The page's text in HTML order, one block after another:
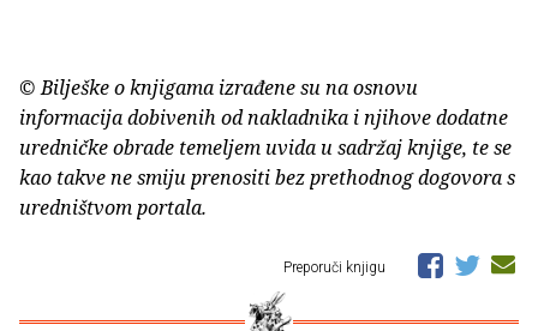
© Bilješke o knjigama izrađene su na osnovu
informacija dobivenih od nakladnika i njihove dodatne
uredničke obrade temeljem uvida u sadržaj knjige, te se
kao takve ne smiju prenositi bez prethodnog dogovora s
uredništvom portala.
Preporuči knjigu